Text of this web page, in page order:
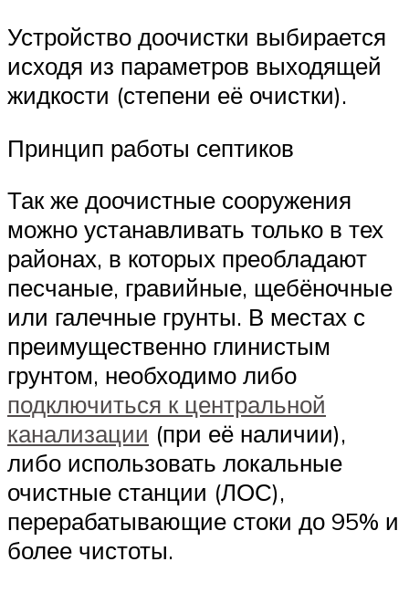
Устройство доочистки выбирается
исходя из параметров выходящей
жидкости (степени её очистки).
Принцип работы септиков
Так же доочистные сооружения
можно устанавливать только в тех
районах, в которых преобладают
песчаные, гравийные, щебёночные
или галечные грунты. В местах с
преимущественно глинистым
грунтом, необходимо либо
подключиться к центральной
канализации (при её наличии),
либо использовать локальные
очистные станции (ЛОС),
перерабатывающие стоки до 95% и
более чистоты.